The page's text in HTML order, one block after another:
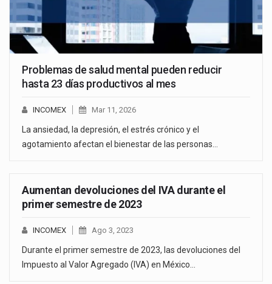
Problemas de salud mental pueden reducir
hasta 23 días productivos al mes
INCOMEX Mar 11, 2026
La ansiedad, la depresión, el estrés crónico y el
agotamiento afectan el bienestar de las personas…
Aumentan devoluciones del IVA durante el
primer semestre de 2023
INCOMEX Ago 3, 2023
Durante el primer semestre de 2023, las devoluciones del
Impuesto al Valor Agregado (IVA) en México…